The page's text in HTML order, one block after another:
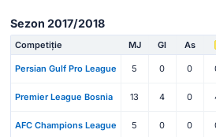
Sezon 2017/2018
Competiție MJ Gl As
Persian Gulf Pro League 5 0 0
Premier League Bosnia 13 4 0
AFC Champions League 5 0 0